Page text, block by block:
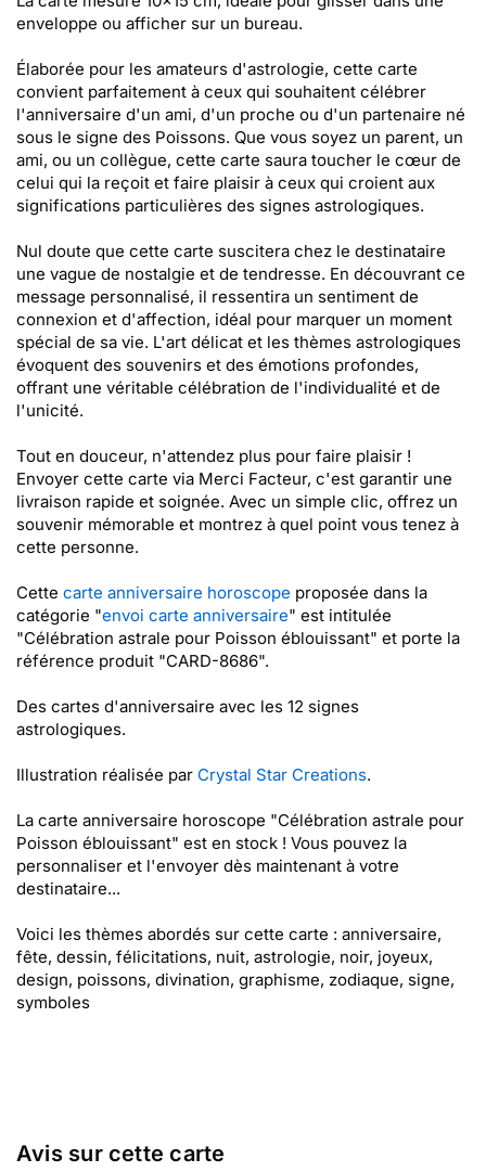
enveloppe ou afficher sur un bureau.
Élaborée pour les amateurs d'astrologie, cette carte
convient parfaitement à ceux qui souhaitent célébrer
l'anniversaire d'un ami, d'un proche ou d'un partenaire né
sous le signe des Poissons. Que vous soyez un parent, un
ami, ou un collègue, cette carte saura toucher le cœur de
celui qui la reçoit et faire plaisir à ceux qui croient aux
significations particulières des signes astrologiques.
Nul doute que cette carte suscitera chez le destinataire
une vague de nostalgie et de tendresse. En découvrant ce
message personnalisé, il ressentira un sentiment de
connexion et d'affection, idéal pour marquer un moment
spécial de sa vie. L'art délicat et les thèmes astrologiques
évoquent des souvenirs et des émotions profondes,
offrant une véritable célébration de l'individualité et de
l'unicité.
Tout en douceur, n'attendez plus pour faire plaisir !
Envoyer cette carte via Merci Facteur, c'est garantir une
livraison rapide et soignée. Avec un simple clic, offrez un
souvenir mémorable et montrez à quel point vous tenez à
cette personne.
Cette carte anniversaire horoscope proposée dans la
catégorie "envoi carte anniversaire" est intitulée
"Célébration astrale pour Poisson éblouissant" et porte la
référence produit "CARD-8686".
Des cartes d'anniversaire avec les 12 signes
astrologiques.
Illustration réalisée par Crystal Star Creations.
La carte anniversaire horoscope "Célébration astrale pour
Poisson éblouissant" est en stock ! Vous pouvez la
personnaliser et l'envoyer dès maintenant à votre
destinataire...
Voici les thèmes abordés sur cette carte : anniversaire,
fête, dessin, félicitations, nuit, astrologie, noir, joyeux,
design, poissons, divination, graphisme, zodiaque, signe,
symboles
Avis sur cette carte